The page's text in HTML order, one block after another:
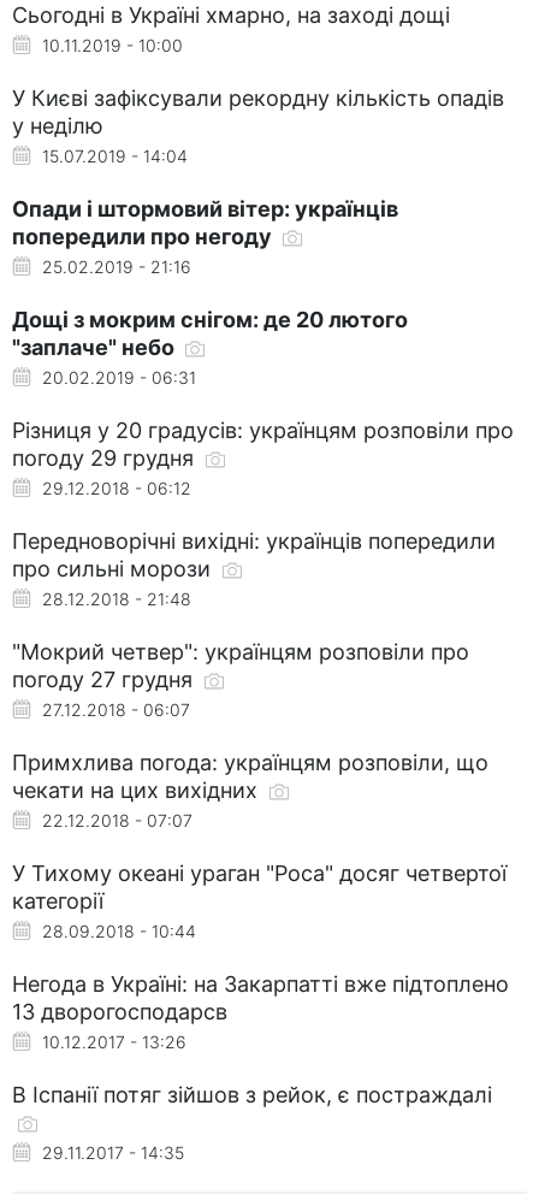
Сьогодні в Україні хмарно, на заході дощі
10.11.2019 - 10:00
У Києві зафіксували рекордну кількість опадів
у неділю
15.07.2019 - 14:04
Опади і штормовий вітер: українців
попередили про негоду
25.02.2019 - 21:16
Дощі з мокрим снігом: де 20 лютого
"заплаче" небо
20.02.2019 - 06:31
Різниця у 20 градусів: українцям розповіли про
погоду 29 грудня
29.12.2018 - 06:12
Передноворічні вихідні: українців попередили
про сильні морози
28.12.2018 - 21:48
"Мокрий четвер": українцям розповіли про
погоду 27 грудня
27.12.2018 - 06:07
Примхлива погода: українцям розповіли, що
чекати на цих вихідних
22.12.2018 - 07:07
У Тихому океані ураган "Роса" досяг четвертої
категорії
28.09.2018 - 10:44
Негода в Україні: на Закарпатті вже підтоплено
13 дворогосподарсв
10.12.2017 - 13:26
В Іспанії потяг зійшов з рейок, є постраждалі
29.11.2017 - 14:35